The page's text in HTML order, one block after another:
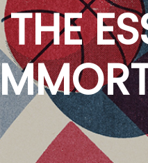
THE